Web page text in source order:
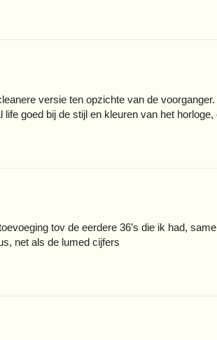
versie ten opzichte van de
goed bij de stijl en kleuren van het
tov de eerdere 36’s die ik had,
net als de lumed cijfers